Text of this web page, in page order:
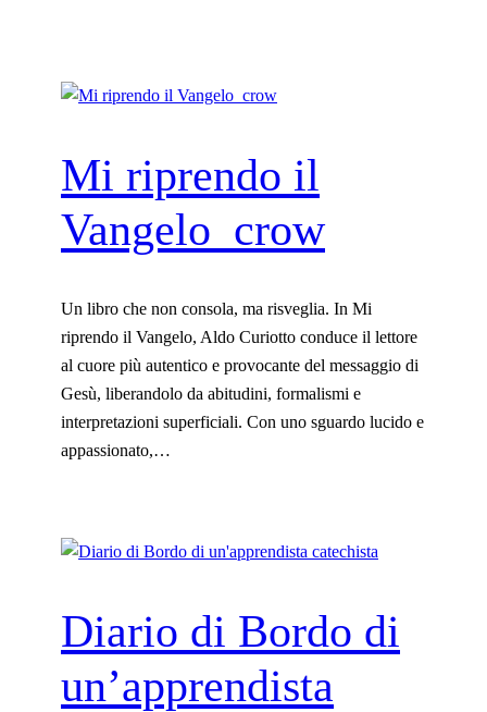
Mi riprendo il
Vangelo_crow
Un libro che non consola, ma risveglia. In Mi
riprendo il Vangelo, Aldo Curiotto conduce il lettore
al cuore più autentico e provocante del messaggio di
Gesù, liberandolo da abitudini, formalismi e
interpretazioni superficiali. Con uno sguardo lucido e
appassionato,…
Diario di Bordo di
un’apprendista